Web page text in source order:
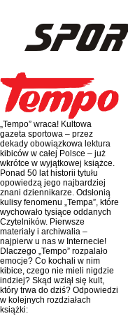
„Tempo” wraca! Kultowa
gazeta sportowa – przez
dekady obowiązkowa lektura
kibiców w całej Polsce – już
wkrótce w wyjątkowej książce.
Ponad 50 lat historii tytułu
opowiedzą jego najbardziej
znani dziennikarze. Odsłonią
kulisy fenomenu „Tempa”, które
wychowało tysiące oddanych
Czytelników. Pierwsze
materiały i archiwalia –
najpierw u nas w Internecie!
Dlaczego „Tempo” rozpalało
emocje? Co kochali w nim
kibice, czego nie mieli nigdzie
indziej? Skąd wziął się kult,
który trwa do dziś? Odpowiedzi
w kolejnych rozdziałach
książki: